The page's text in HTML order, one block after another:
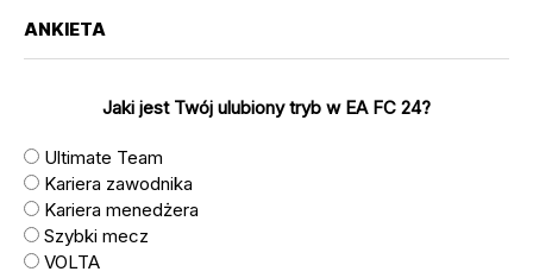
ANKIETA
Jaki jest Twój ulubiony tryb w EA FC 24?
Ultimate Team
Kariera zawodnika
Kariera menedżera
Szybki mecz
VOLTA